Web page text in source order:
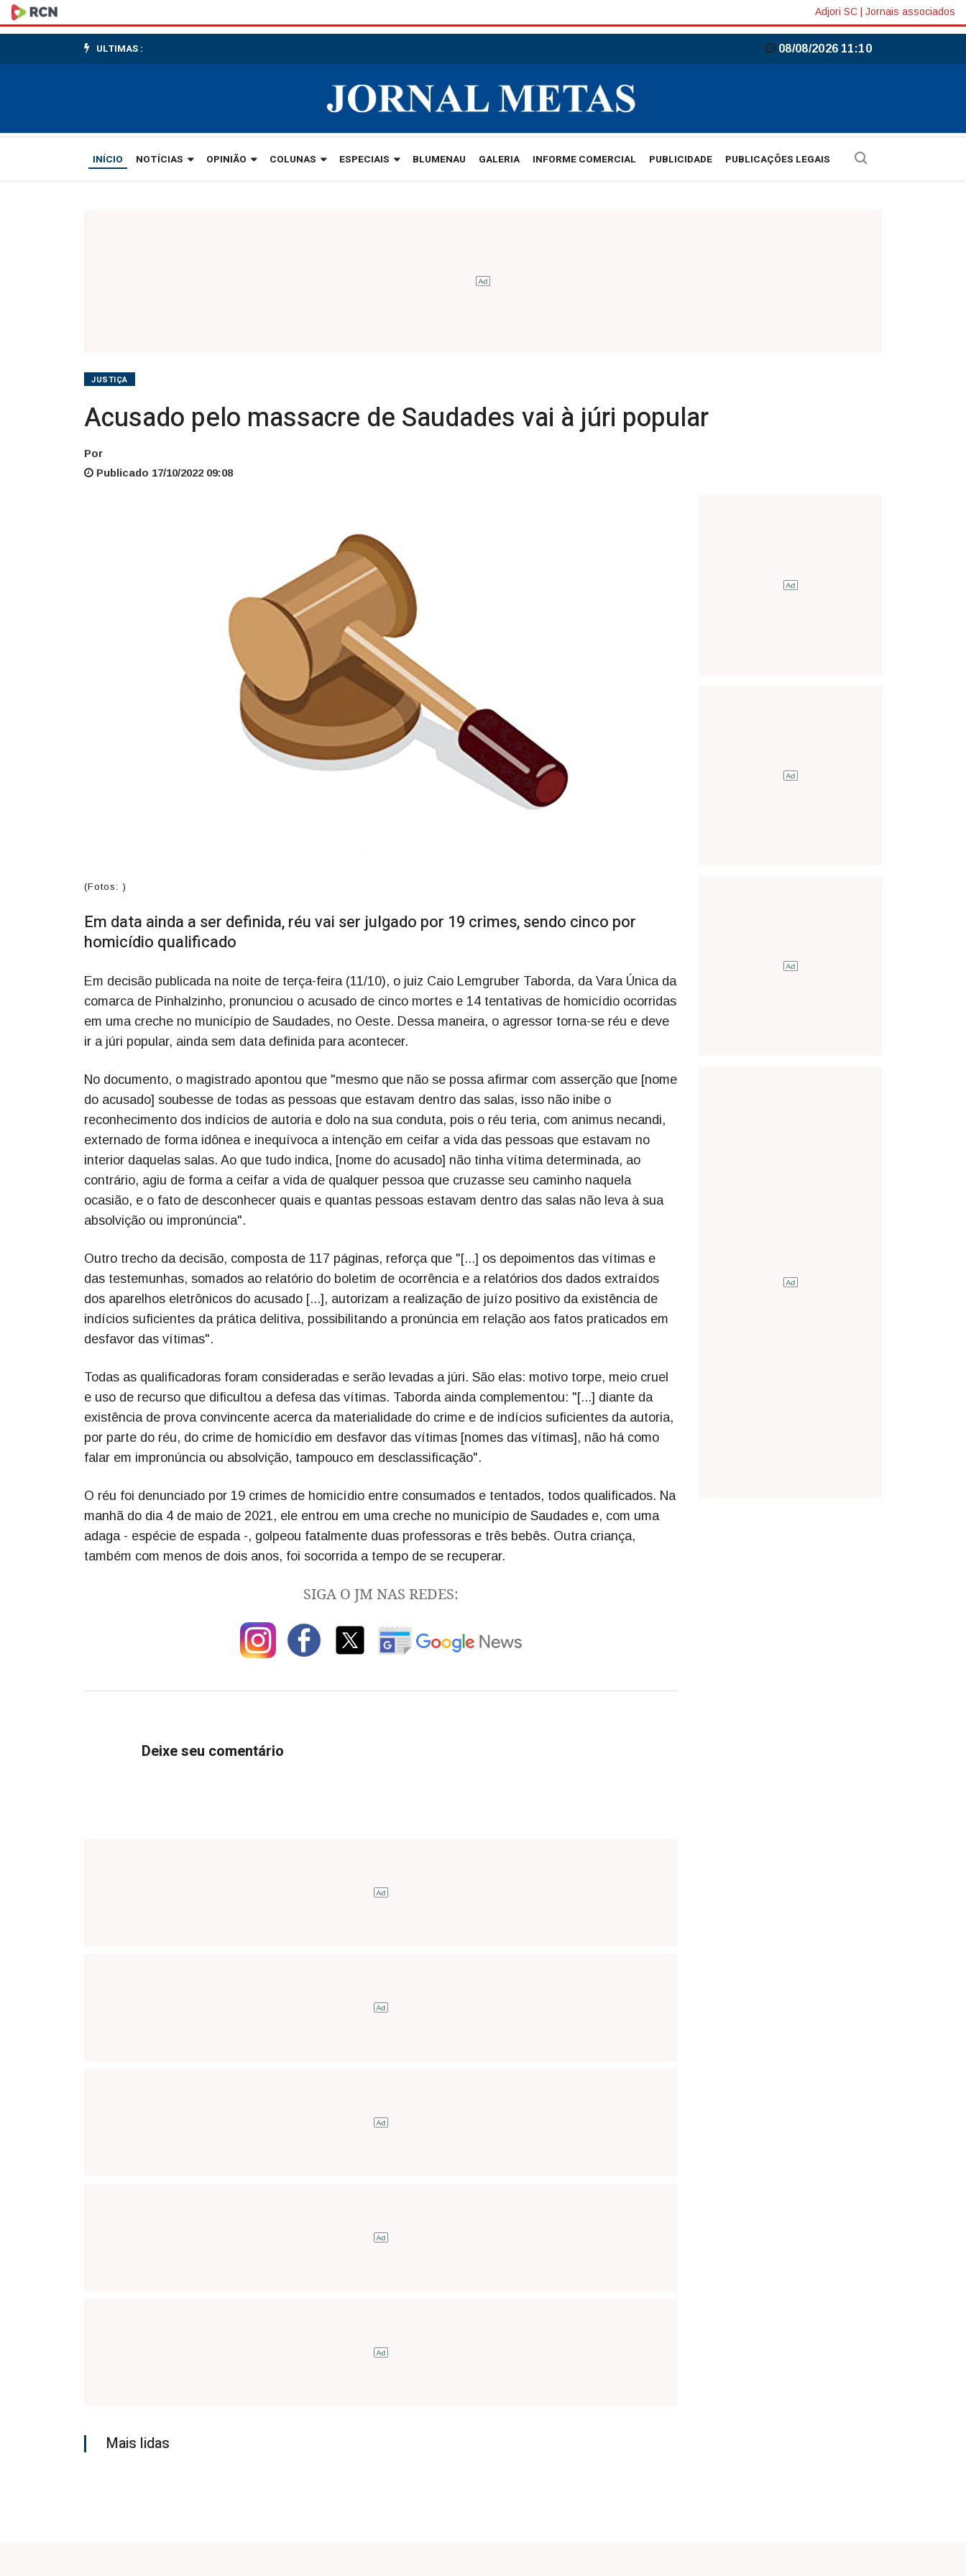
Acusado
pelo
massacre
Saudades
Adjori SC Jornais associados
ULTIMAS : 08/08/2026 11:10
INÍCIO NOTÍCIAS OPINIÃO COLUNAS ESPECIAIS BLUMENAU GALERIA INFORME COMERCIAL PUBLICIDADE PUBLICAÇÕES LEGAIS
JUSTIÇA
Acusado pelo massacre de Saudades vai à júri popular
Por
Publicado 17/10/2022 09:08
(Fotos: )
Em data ainda a ser definida, réu vai ser julgado por 19 crimes, sendo cinco por
homicídio qualificado
Em decisão publicada na noite de terça-feira (11/10), o juiz Caio Lemgruber Taborda, da Vara Única da
comarca de Pinhalzinho, pronunciou o acusado de cinco mortes e 14 tentativas de homicídio ocorridas
em uma creche no município de Saudades, no Oeste. Dessa maneira, o agressor torna-se réu e deve
ir a júri popular, ainda sem data definida para acontecer.
No documento, o magistrado apontou que "mesmo que não se possa afirmar com asserção que [nome
do acusado] soubesse de todas as pessoas que estavam dentro das salas, isso não inibe o
reconhecimento dos indícios de autoria e dolo na sua conduta, pois o réu teria, com animus necandi,
externado de forma idônea e inequívoca a intenção em ceifar a vida das pessoas que estavam no
interior daquelas salas. Ao que tudo indica, [nome do acusado] não tinha vítima determinada, ao
contrário, agiu de forma a ceifar a vida de qualquer pessoa que cruzasse seu caminho naquela
ocasião, e o fato de desconhecer quais e quantas pessoas estavam dentro das salas não leva à sua
absolvição ou impronúncia".
Outro trecho da decisão, composta de 117 páginas, reforça que "[...] os depoimentos das vítimas e
das testemunhas, somados ao relatório do boletim de ocorrência e a relatórios dos dados extraídos
dos aparelhos eletrônicos do acusado [...], autorizam a realização de juízo positivo da existência de
indícios suficientes da prática delitiva, possibilitando a pronúncia em relação aos fatos praticados em
desfavor das vítimas".
Todas as qualificadoras foram consideradas e serão levadas a júri. São elas: motivo torpe, meio cruel
e uso de recurso que dificultou a defesa das vítimas. Taborda ainda complementou: "[...] diante da
existência de prova convincente acerca da materialidade do crime e de indícios suficientes da autoria,
por parte do réu, do crime de homicídio em desfavor das vítimas [nomes das vítimas], não há como
falar em impronúncia ou absolvição, tampouco em desclassificação".
O réu foi denunciado por 19 crimes de homicídio entre consumados e tentados, todos qualificados. Na
manhã do dia 4 de maio de 2021, ele entrou em uma creche no município de Saudades e, com uma
adaga - espécie de espada -, golpeou fatalmente duas professoras e três bebês. Outra criança,
também com menos de dois anos, foi socorrida a tempo de se recuperar.
SIGA O JM NAS REDES:
Deixe seu comentário
Mais lidas